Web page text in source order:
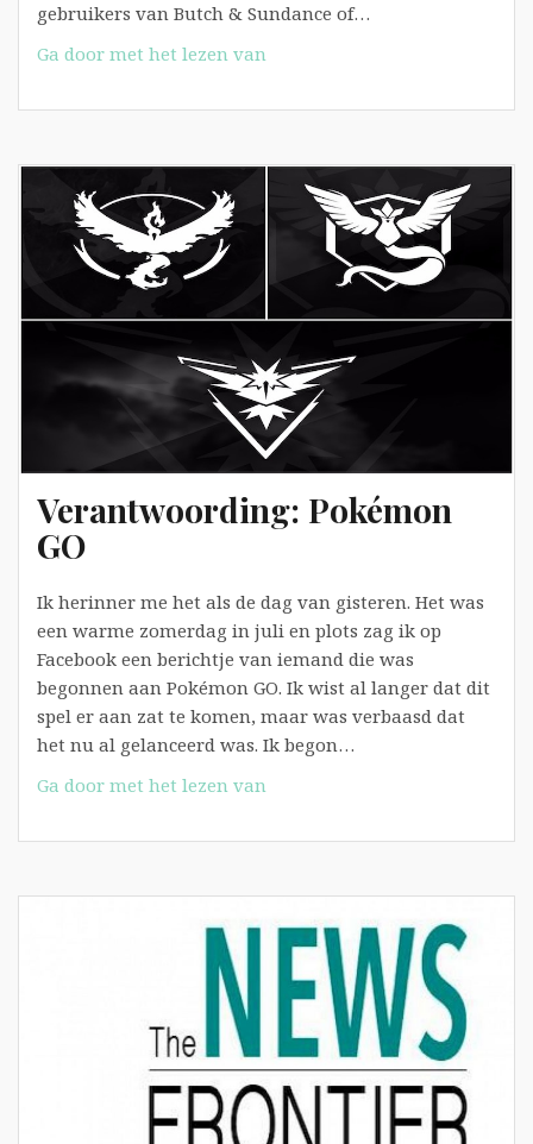
gebruikers van Butch & Sundance of…
Ga door met het lezen van
you
‘fraud’?
Verantwoording: Pokémon
GO
Ik herinner me het als de dag van gisteren. Het was
een warme zomerdag in juli en plots zag ik op
Facebook een berichtje van iemand die was
begonnen aan Pokémon GO. Ik wist al langer dat dit
spel er aan zat te komen, maar was verbaasd dat
het nu al gelanceerd was. Ik begon…
Ga door met het lezen van
GO